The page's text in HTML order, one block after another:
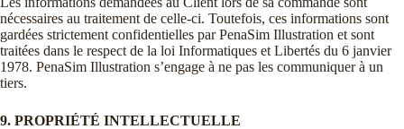
nécessaires au traitement de celle-ci. Toutefois, ces informations sont
gardées strictement confidentielles par PenaSim Illustration et sont
traitées dans le respect de la loi Informatiques et Libertés du 6 janvier
1978. PenaSim Illustration s’engage à ne pas les communiquer à un
tiers.
9. PROPRIÉTÉ INTELLECTUELLE